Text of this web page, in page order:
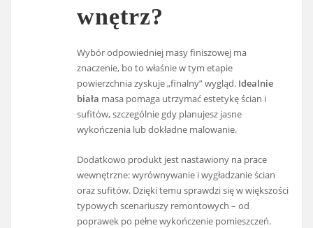
wnętrz?
Wybór odpowiedniej masy finiszowej ma
znaczenie, bo to właśnie w tym etapie
powierzchnia zyskuje „finalny” wygląd. Idealnie
biała masa pomaga utrzymać estetykę ścian i
sufitów, szczególnie gdy planujesz jasne
wykończenia lub dokładne malowanie.
Dodatkowo produkt jest nastawiony na prace
wewnętrzne: wyrównywanie i wygładzanie ścian
oraz sufitów. Dzięki temu sprawdzi się w większości
typowych scenariuszy remontowych – od
poprawek po pełne wykończenie pomieszczeń.